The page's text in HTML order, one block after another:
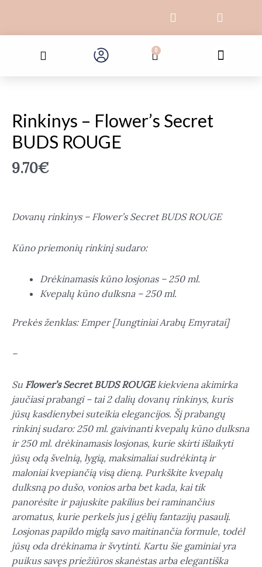
turinio
F
a
c
f
I
n
s
a
Search 0Cart Menu
Rinkinys – Flower’s Secret
BUDS ROUGE
9.70€
Dovanų rinkinys – Flower’s Secret BUDS ROUGE
Kūno priemonių rinkinį sudaro:
Drėkinamasis kūno losjonas – 250 ml.
Kvepalų kūno dulksna – 250 ml.
Prekės ženklas: Emper [Jungtiniai Arabų Emyratai]
–
Su Flower’s Secret BUDS ROUGEkiekviena akimirka
jaučiasi prabangi – tai 2 dalių dovanų rinkinys, kuris
jūsų kasdienybei suteikia elegancijos. Šį prabangų
rinkinį sudaro: 250 ml. gaivinanti kvepalų kūno dulksna
ir 250 ml. drėkinamasis losjonas, kurie skirti išlaikyti
jūsų odą švelnią, lygią, maksimaliai sudrėkintą ir
maloniai kvepiančią visą dieną. Purkškite kvepalų
dulksną po dušo, vonios arba bet kada, kai tik
panorėsite ir pajuskite pakilius bei raminančius
aromatus, kurie perkels jus į gėlių fantazijų pasaulį.
Losjonas papildo miglą savo maitinančia formule, todėl
jūsų oda drėkinama ir švytinti. Kartu šie gaminiai yra
puikus savęs priežiūros skanėstas arba elegantiška
Rinkinys
–
Flower’s
BUDS